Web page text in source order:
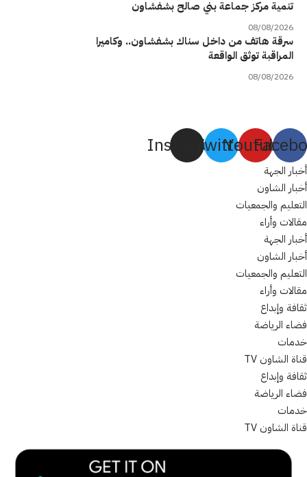
تنمية مركز جماعة بني صالح بشفشاون
08/08/2026
سرقة هاتف من داخل سناك بشفشاون.. وكاميرا
المراقبة توثق الواقعة
08/08/2026
Youtube
Twitter
Instagram
أخبار الجهة
أخبار الشاون
التعليم والجمعيات
مقالات وأراء
أخبار الجهة
أخبار الشاون
التعليم والجمعيات
مقالات وأراء
ثقافة وإبداع
فضاء الرياضة
خدمات
قناة الشاون TV
ثقافة وإبداع
فضاء الرياضة
خدمات
قناة الشاون TV